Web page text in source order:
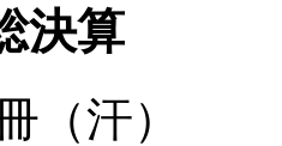
決算
（汗）